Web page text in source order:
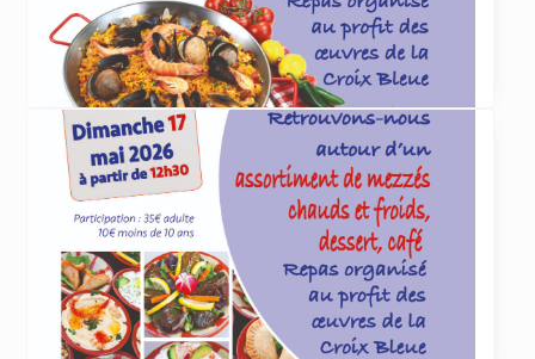
... lire plus
ACTUALITÉS
4 juin 2026
Paëlla organisée par la Croix Bleue le 5 juillet
La Croix Bleue des Arméniens de France
section Dirouhie Missakian de Sevran-Livry
organise ... lire plus